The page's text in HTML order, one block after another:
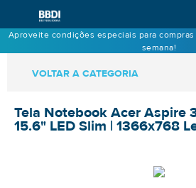
Aproveite condições especiais para
semana!
VOLTAR A CATEGORIA
Tela Notebook Acer Aspire
15.6" LED Slim | 1366x768